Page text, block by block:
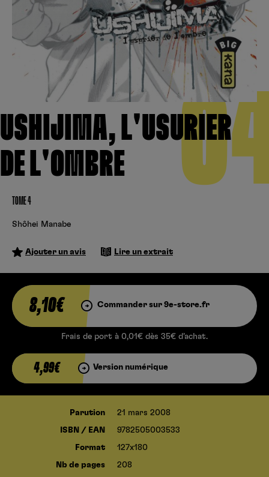
USHIJIMA, L'USURIER
DE L'OMBRE
TOME 4
Shôhei Manabe
Ajouter un avis Lire un extrait
8,10€ Commander sur 9e-store.fr
Frais de port à 0,01€ dès 35€ d’achat.
4,99€ Version numérique
Parution 21 mars 2008
ISBN / EAN 9782505003533
Format 127x180
Nb de pages 208
Cultura Fnac
Se connecter S’inscrire
Hunter x Hunter
Fire Force
Black Butler